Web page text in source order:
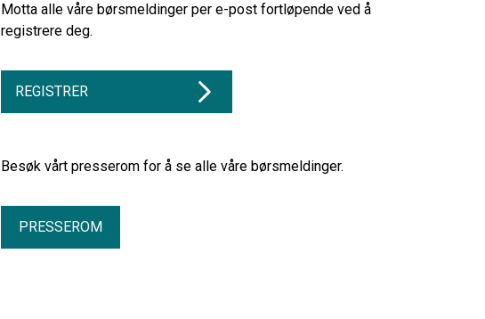
Motta alle våre børsmeldinger per e-post fortløpende ved å
registrere deg.
REGISTRER
Besøk vårt presserom for å se alle våre børsmeldinger.
PRESSEROM